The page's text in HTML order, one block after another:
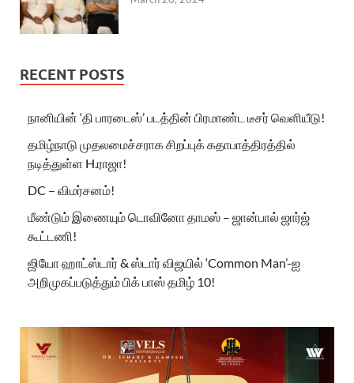
RECENT POSTS
நானியின் ‘தி பாரடைஸ்’ படத்தின் பிரமாண்ட டீசர் வெளியீடு!
தமிழ்நாடு முதலமைச்சராக சிறப்புக் கதாபாத்திரத்தில்
நடித்துள்ள H.ராஜா!
DC – விமர்சனம்!
மீண்டும் இணையும் டொவினோ தாமஸ் – ஜான்பால் ஜார்ஜ்
கூட்டணி!
ஜியோ ஹாட்ஸ்டார் & ஸ்டார் விஜயில் ‘Common Man’-ஐ
அறிமுகப்படுத்தும் பிக் பாஸ் தமிழ் 10!